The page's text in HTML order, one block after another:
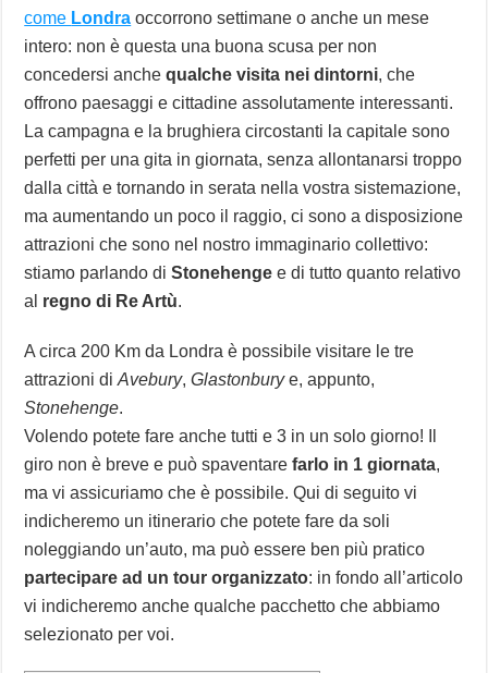
come Londra occorrono settimane o anche un mese
intero: non è questa una buona scusa per non
concedersi anchequalche visita nei dintorni, che
offrono paesaggi e cittadine assolutamente interessanti.
La campagna e la brughiera circostanti la capitale sono
perfetti per una gita in giornata, senza allontanarsi troppo
dalla città e tornando in serata nella vostra sistemazione,
ma aumentando un poco il raggio, ci sono a disposizione
attrazioni che sono nel nostro immaginario collettivo:
stiamo parlando diStonehenge e di tutto quanto relativo
al regno di Re Artù.
A circa 200 Km da Londra è possibile visitare le tre
attrazioni diAvebury,Glastonburye, appunto,
Stonehenge.
Volendo potete fare anche tutti e 3 in un solo giorno! Il
giro non è breve e può spaventarefarlo in 1 giornata,
ma vi assicuriamo che è possibile. Qui di seguito vi
indicheremo un itinerario che potete fare da soli
noleggiando un’auto, ma può essere ben più pratico
partecipare ad un tour organizzato: in fondo all’articolo
vi indicheremo anche qualche pacchetto che abbiamo
selezionato per voi.